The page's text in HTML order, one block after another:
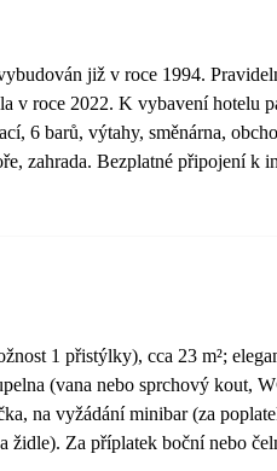
již v roce 1994.
v roce 2022. K vybavení hotelu
6 barů, výtahy, směnárna,
zahrada. Bezplatné připojení k
1 přistýlky), cca 23 m²;
(vana nebo sprchový kout,
na vyžádání minibar (za
židle). Za příplatek boční nebo